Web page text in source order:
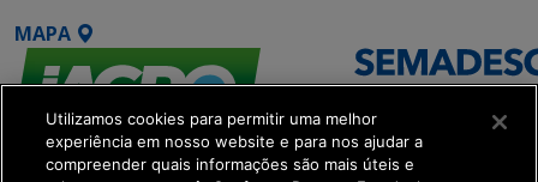
MAPA
Utilizamos cookies para permitir uma melhor
experiência em nosso website e para nos ajudar a
compreender quais informações são mais úteis e